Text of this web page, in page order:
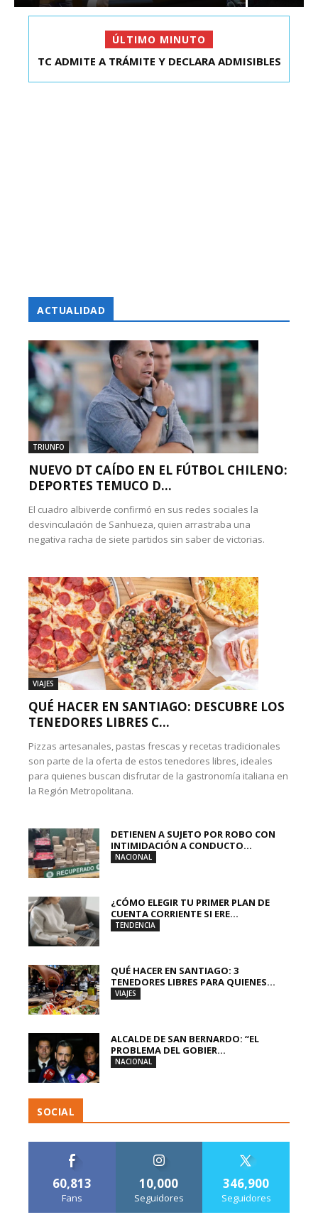
ÚLTIMO MINUTO
TC ADMITE A TRÁMITE Y DECLARA ADMISIBLES
ACTUALIDAD
TRIUNFO
NUEVO DT CAÍDO EN EL FÚTBOL CHILENO:
DEPORTES TEMUCO D...
El cuadro albiverde confirmó en sus redes sociales la
desvinculación de Sanhueza, quien arrastraba una
negativa racha de siete partidos sin saber de victorias.
VIAJES
QUÉ HACER EN SANTIAGO: DESCUBRE LOS
TENEDORES LIBRES C...
Pizzas artesanales, pastas frescas y recetas tradicionales
son parte de la oferta de estos tenedores libres, ideales
para quienes buscan disfrutar de la gastronomía italiana en
la Región Metropolitana.
DETIENEN A SUJETO POR ROBO CON
INTIMIDACIÓN A CONDUCTO...
NACIONAL
¿CÓMO ELEGIR TU PRIMER PLAN DE
CUENTA CORRIENTE SI ERE...
TENDENCIA
QUÉ HACER EN SANTIAGO: 3
TENEDORES LIBRES PARA QUIENES...
VIAJES
ALCALDE DE SAN BERNARDO: “EL
PROBLEMA DEL GOBIER...
NACIONAL
SOCIAL
60,813
Fans
10,000
Seguidores
346,900
Seguidores